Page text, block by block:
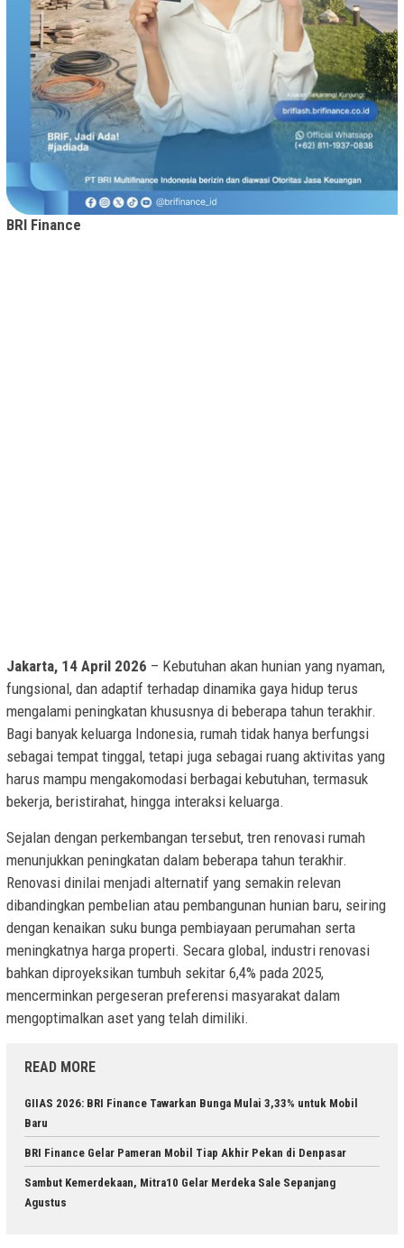
BRI Finance
Jakarta, 14 April 2026 – Kebutuhan akan hunian yang nyaman,
fungsional, dan adaptif terhadap dinamika gaya hidup terus
mengalami peningkatan khususnya di beberapa tahun terakhir.
Bagi banyak keluarga Indonesia, rumah tidak hanya berfungsi
sebagai tempat tinggal, tetapi juga sebagai ruang aktivitas yang
harus mampu mengakomodasi berbagai kebutuhan, termasuk
bekerja, beristirahat, hingga interaksi keluarga.
Sejalan dengan perkembangan tersebut, tren renovasi rumah
menunjukkan peningkatan dalam beberapa tahun terakhir.
Renovasi dinilai menjadi alternatif yang semakin relevan
dibandingkan pembelian atau pembangunan hunian baru, seiring
dengan kenaikan suku bunga pembiayaan perumahan serta
meningkatnya harga properti. Secara global, industri renovasi
bahkan diproyeksikan tumbuh sekitar 6,4% pada 2025,
mencerminkan pergeseran preferensi masyarakat dalam
mengoptimalkan aset yang telah dimiliki.
READ MORE
GIIAS 2026: BRI Finance Tawarkan Bunga Mulai 3,33% untuk Mobil
Baru
BRI Finance Gelar Pameran Mobil Tiap Akhir Pekan di Denpasar
Sambut Kemerdekaan, Mitra10 Gelar Merdeka Sale Sepanjang
Agustus